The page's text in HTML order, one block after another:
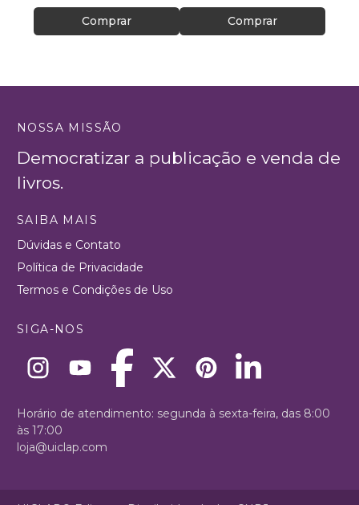
Comprar Comprar
NOSSA MISSÃO
Democratizar a publicação e venda de
livros.
SAIBA MAIS
Dúvidas e Contato
Política de Privacidade
Termos e Condições de Uso
SIGA-NOS
Horário de atendimento: segunda à sexta-feira, das 8:00
às 17:00
loja@uiclap.com